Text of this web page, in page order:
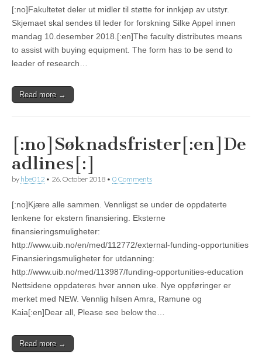
[:no]Fakultetet deler ut midler til støtte for innkjøp av utstyr.
Skjemaet skal sendes til leder for forskning Silke Appel innen
mandag 10.desember 2018.[:en]The faculty distributes means
to assist with buying equipment. The form has to be send to
leader of research…
Read more →
[:no]Søknadsfrister[:en]De
adlines[:]
by hbe012 • 26. October 2018 • 0 Comments
[:no]Kjære alle sammen. Vennligst se under de oppdaterte
lenkene for ekstern finansiering. Eksterne
finansieringsmuligheter:
http://www.uib.no/en/med/112772/external-funding-opportunities
Finansieringsmuligheter for utdanning:
http://www.uib.no/med/113987/funding-opportunities-education
Nettsidene oppdateres hver annen uke. Nye oppføringer er
merket med NEW. Vennlig hilsen Amra, Ramune og
Kaia[:en]Dear all, Please see below the…
Read more →